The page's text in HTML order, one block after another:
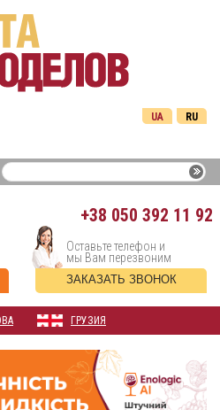
RU
UA
+38 050 392 11 92
Оставьте телефон и
мы Вам перезвоним
ЗАКАЗАТЬ ЗВОНОК
ГРУЗИЯ